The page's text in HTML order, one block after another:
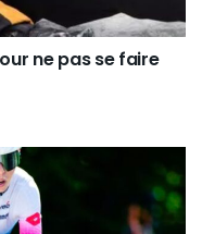
ne pas se faire